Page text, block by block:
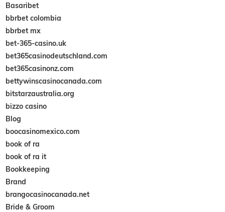
Basaribet
bbrbet colombia
bbrbet mx
bet-365-casino.uk
bet365casinodeutschland.com
bet365casinonz.com
bettywinscasinocanada.com
bitstarzaustralia.org
bizzo casino
Blog
boocasinomexico.com
book of ra
book of ra it
Bookkeeping
Brand
brangocasinocanada.net
Bride & Groom